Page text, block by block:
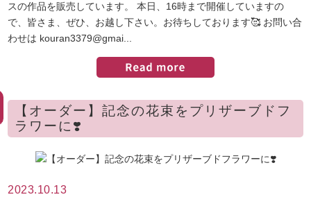
スの作品を販売しています。 本日、16時まで開催していますの
で、皆さま、ぜひ、お越し下さい。お待ちしております🥰 お問い合
わせは kouran3379@gmai...
【オーダー】記念の花束をプリザーブドフ
ラワーに❣️
2023.10.13